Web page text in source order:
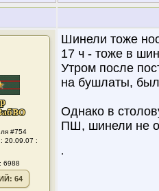
#754
20.09.07 :
6988
64
Шинели тоже
17 ч - тоже в
Утром после
на бушлаты,
Однако в
ПШ, шинели не
.